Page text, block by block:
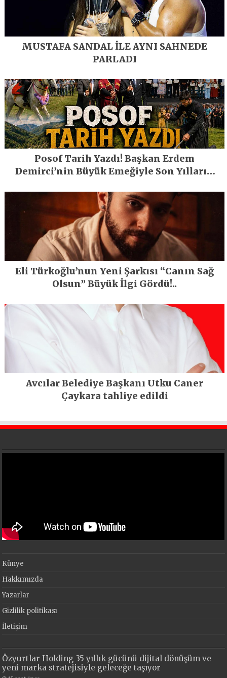
MUSTAFA SANDAL İLE AYNI SAHNEDE
PARLADI
Posof Tarih Yazdı! Başkan Erdem
Demirci’nin Büyük Emeğiyle Son Yılların
Eli Türkoğlu’nun Yeni Şarkısı “Canın Sağ
Olsun” Büyük İlgi Gördü!..
Avcılar Belediye Başkanı Utku Caner
Çaykara tahliye edildi
Künye
Hakkımızda
Yazarlar
Gizlilik politikası
İletişim
Özyurtlar Holding 35 yıllık gücünü dijital dönüşüm ve
yeni marka stratejisiyle geleceğe taşıyor